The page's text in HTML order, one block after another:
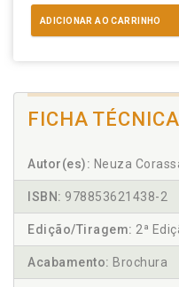
ADICIONAR AO CARRINHO
FICHA TÉCNICA
Autor(es): Neuza
ISBN: 978853621438-2
Edição/Tiragem: 2ª
Acabamento: Brochura